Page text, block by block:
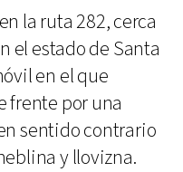
la ruta 282, cerca
el estado de Santa
en el que
frente por una
sentido contrario
y llovizna.